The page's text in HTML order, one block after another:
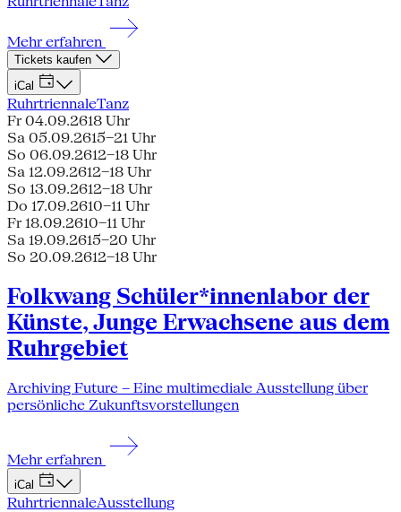
Mehr erfahren
Tickets kaufen
iCal
RuhrtriennaleTanz
Fr 04.09.2618 Uhr
Sa 05.09.2615–21 Uhr
So 06.09.2612–18 Uhr
Sa 12.09.2612–18 Uhr
So 13.09.2612–18 Uhr
Do 17.09.2610–11 Uhr
Fr 18.09.2610–11 Uhr
Sa 19.09.2615–20 Uhr
So 20.09.2612–18 Uhr
Folkwang Schüler*innenlabor der
Künste, Junge Erwachsene aus dem
Ruhrgebiet
Archiving Future – Eine multimediale Ausstellung über
persönliche Zukunftsvorstellungen
Mehr erfahren
iCal
RuhrtriennaleAusstellung